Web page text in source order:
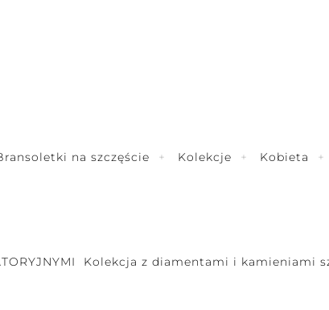
na szczęście Kolekcje Kobieta
Kolekcja z diamentami i kamieniami